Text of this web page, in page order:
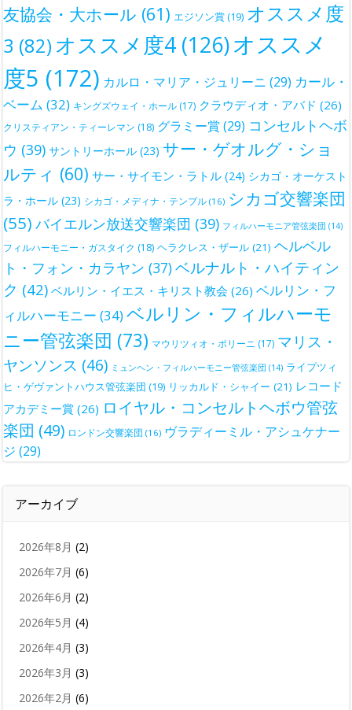
友協会・大ホール (61) エジソン賞(19) オススメ度
3 (82) オススメ度4 (126)オススメ
度5 (172) カルロ・マリア・ジュリーニ (29) カール・
ベーム (32) キングズウェイ・ホール (17) クラウディオ・アバド (26)
クリスティアン・ティーレマン (18) グラミー賞 (29) コンセルトヘボ
ウ (39) サントリーホール (23) サー・ゲオルグ・ショ
ルティ (60) サー・サイモン・ラトル (24) シカゴ・オーケスト
ラ・ホール (23) シカゴ・メディナ・テンプル (16) シカゴ交響楽団
(55) バイエルン放送交響楽団 (39) フィルハーモニア管弦楽団 (14)
フィルハーモニー・ガスタイク (18) ヘラクレス・ザール (21) ヘルベル
ト・フォン・カラヤン (37)ベルナルト・ハイティン
ク (42) ベルリン・イエス・キリスト教会 (26) ベルリン・フ
ィルハーモニー (34)ベルリン・フィルハーモ
ニー管弦楽団 (73) マウリツィオ・ポリーニ (17) マリス・
ヤンソンス (46) ミュンヘン・フィルハーモニー管弦楽団 (14) ライプツィ
ヒ・ゲヴァントハウス管弦楽団 (19) リッカルド・シャイー (21) レコード
アカデミー賞 (26) ロイヤル・コンセルトヘボウ管弦
楽団 (49) ロンドン交響楽団 (16) ヴラディーミル・アシュケナー
ジ (29)
アーカイブ
2026年8月 (2)
2026年7月 (6)
2026年6月 (2)
2026年5月 (4)
2026年4月 (3)
2026年3月 (3)
2026年2月 (6)